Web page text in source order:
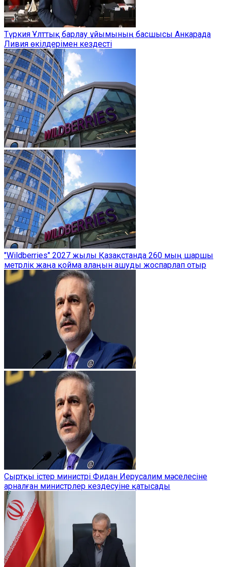
Түркия Ұлттық барлау ұйымының басшысы Анкарада
Ливия өкілдерімен кездесті
"Wildberries" 2027 жылы Қазақстанда 260 мың шаршы
метрлік жаңа қойма алаңын ашуды жоспарлап отыр
Сыртқы істер министрі Фидан Иерусалим мәселесіне
арналған министрлер кездесуіне қатысады